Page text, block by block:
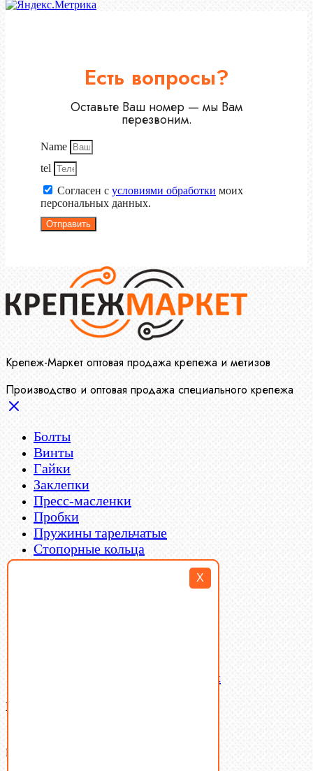
X
Есть вопросы?
Оставьте Ваш номер — мы Вам
перезвоним.
Name
tel
Согласен с условиями обработки моих
персональных данных.
Отправить
Крепеж-Маркет оптовая продажа крепежа и метизов
Производство и оптовая продажа специального крепежа
Болты
Винты
Гайки
Заклепки
Пресс-масленки
Пробки
Пружины тарельчатые
Стопорные кольца
Такелаж
Латунный и бронзовый крепеж
Ваша корзина
В корзине нет товаров.